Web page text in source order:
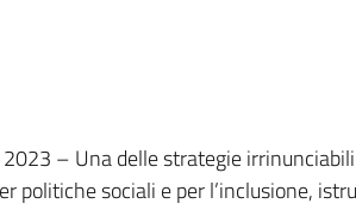
2023 – Una delle strategie
politiche sociali e per l’inclusione,